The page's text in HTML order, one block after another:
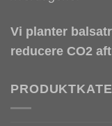
Vi planter
reducere CO2